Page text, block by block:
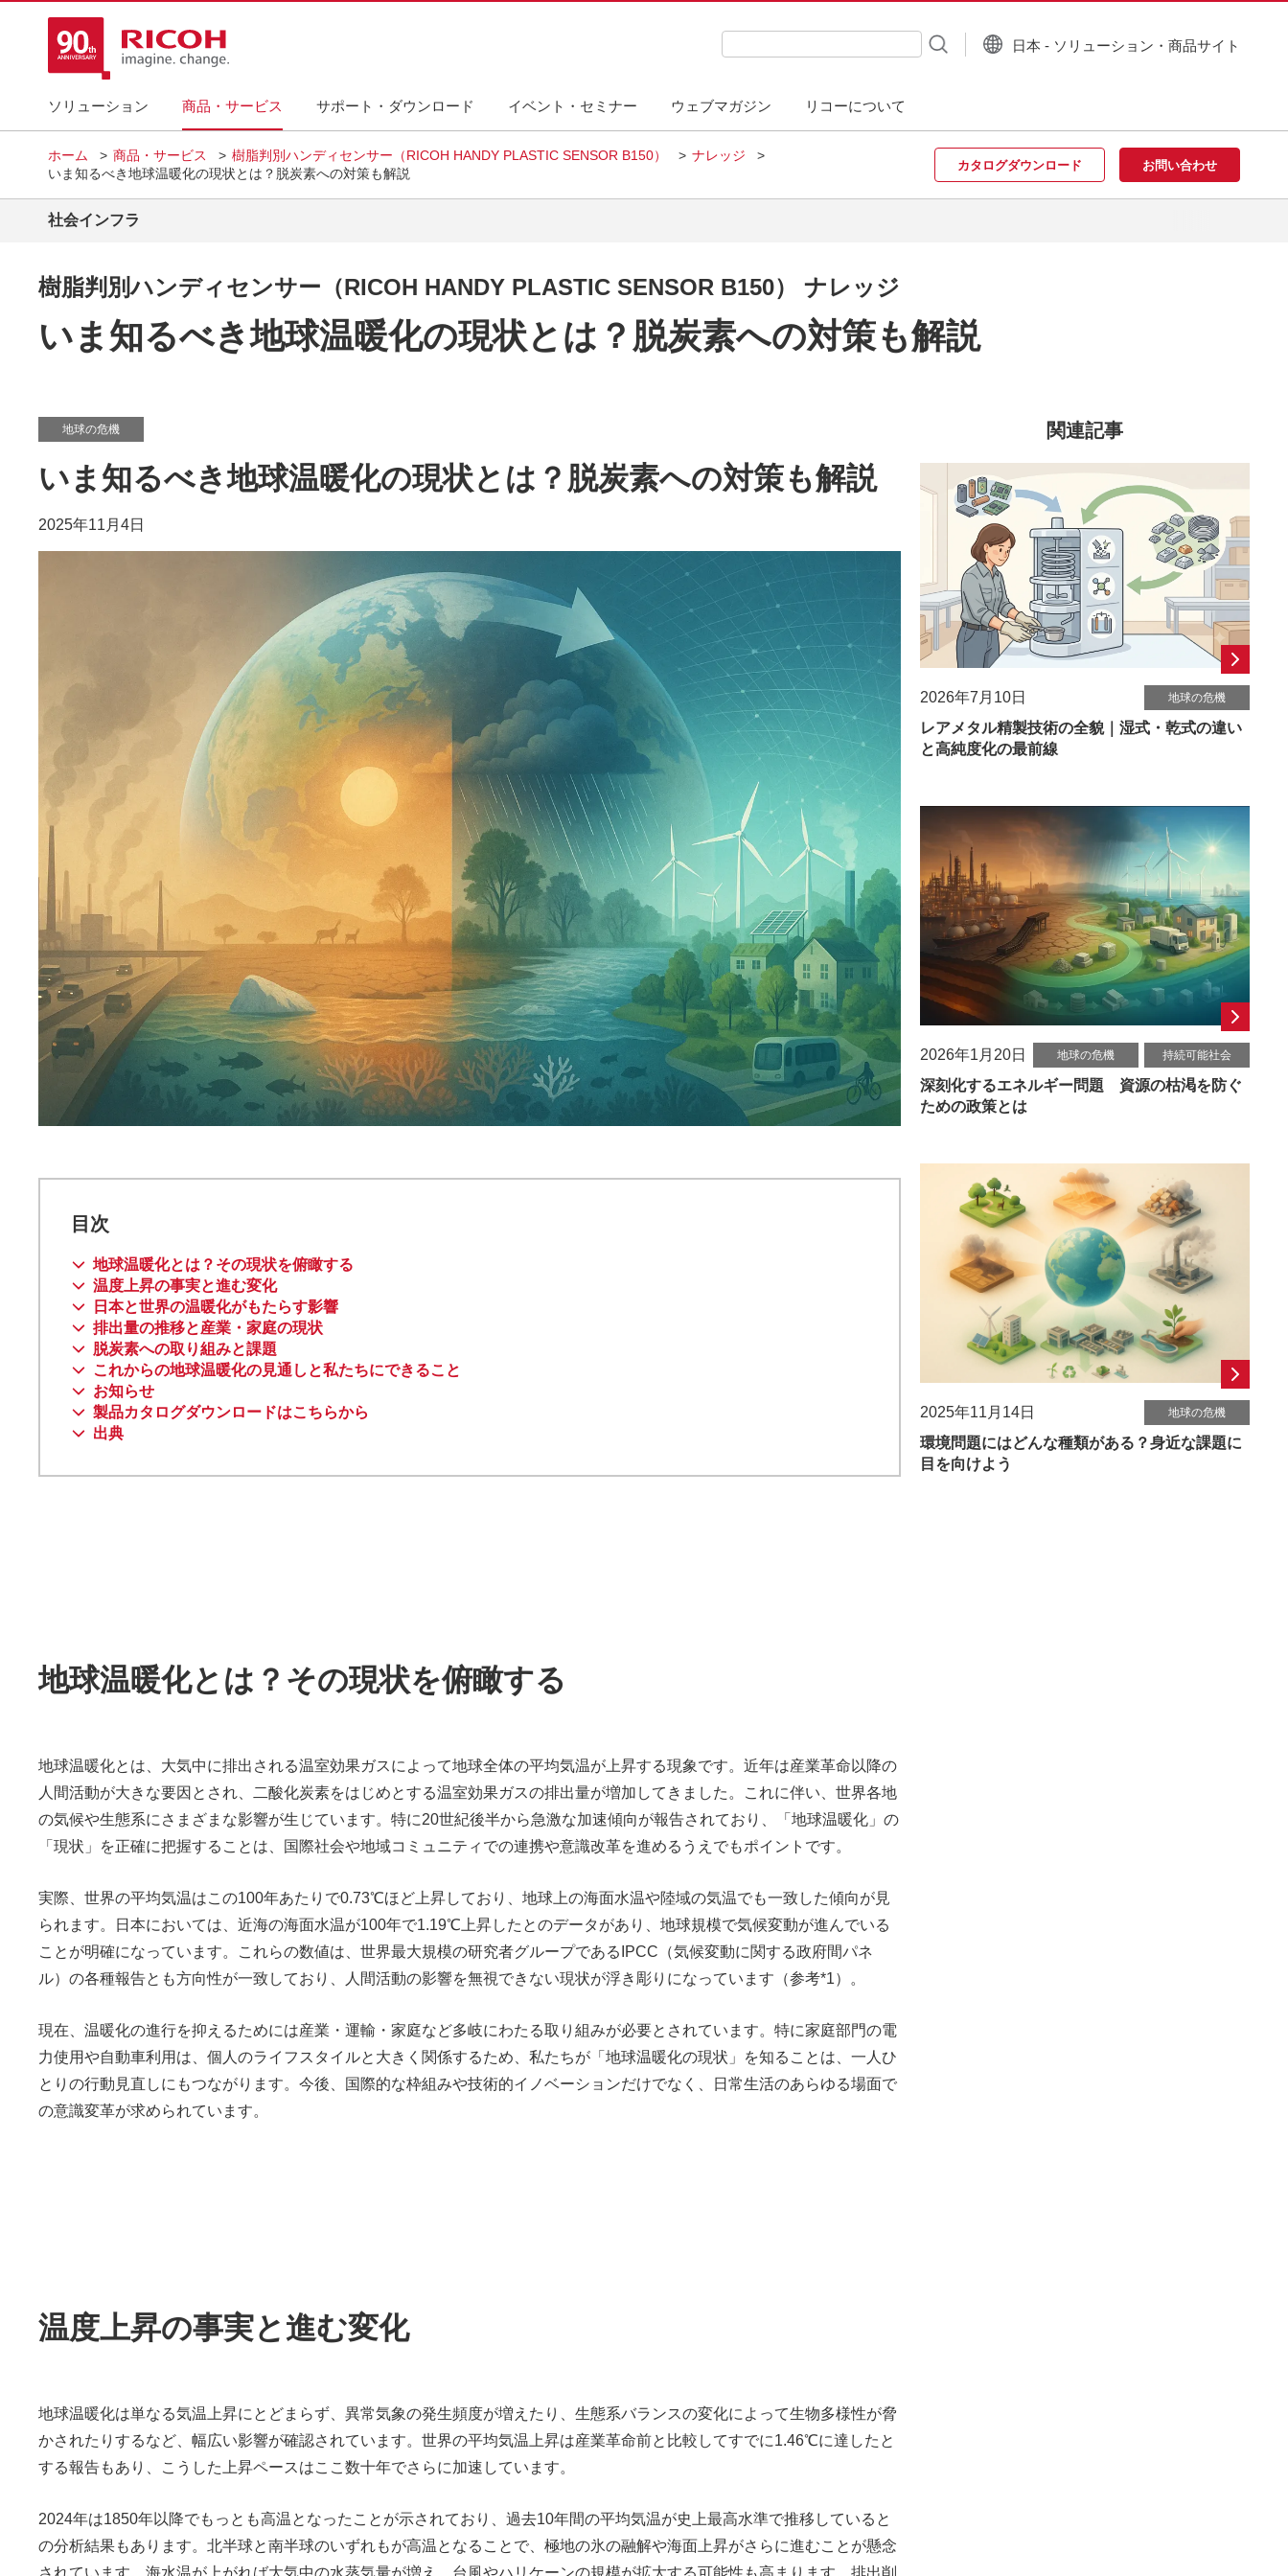
ソリューション 商品・サービス サポート・ダウンロード イベント・セミナー ウェブマガジン リコーについて
検索キーワード入力
日本 - ソリューション・商品サイト
ホーム 商品・サービス 樹脂判別ハンディセンサー（RICOH HANDY PLASTIC SENSOR B150）
ナレッジ
いま知るべき地球温暖化の現状とは？脱炭素への対策も解説
カタログダウンロード お問い合わせ
社会インフラ
樹脂判別ハンディセンサー（RICOH HANDY PLASTIC SENSOR B150） ナレッジ
いま知るべき地球温暖化の現状とは？脱炭素への対策も解説
地球の危機
いま知るべき地球温暖化の現状とは？脱炭素への対策も解説
2025年11月4日
目次
地球温暖化とは？その現状を俯瞰する
温度上昇の事実と進む変化
日本と世界の温暖化がもたらす影響
排出量の推移と産業・家庭の現状
脱炭素への取り組みと課題
これからの地球温暖化の見通しと私たちにできること
お知らせ
製品カタログダウンロードはこちらから
出典
地球温暖化とは？その現状を俯瞰する
地球温暖化とは、大気中に排出される温室効果ガスによって地球全体の平均気温が上昇する現象です。近年は産業革命以降の
人間活動が大きな要因とされ、二酸化炭素をはじめとする温室効果ガスの排出量が増加してきました。これに伴い、世界各地
の気候や生態系にさまざまな影響が生じています。特に20世紀後半から急激な加速傾向が報告されており、「地球温暖化」の
「現状」を正確に把握することは、国際社会や地域コミュニティでの連携や意識改革を進めるうえでもポイントです。
実際、世界の平均気温はこの100年あたりで0.73℃ほど上昇しており、地球上の海面水温や陸域の気温でも一致した傾向が見
られます。日本においては、近海の海面水温が100年で1.19℃上昇したとのデータがあり、地球規模で気候変動が進んでいる
ことが明確になっています。これらの数値は、世界最大規模の研究者グループであるIPCC（気候変動に関する政府間パネ
ル）の各種報告とも方向性が一致しており、人間活動の影響を無視できない現状が浮き彫りになっています（参考*1）。
現在、温暖化の進行を抑えるためには産業・運輸・家庭など多岐にわたる取り組みが必要とされています。特に家庭部門の電
力使用や自動車利用は、個人のライフスタイルと大きく関係するため、私たちが「地球温暖化の現状」を知ることは、一人ひ
とりの行動見直しにもつながります。今後、国際的な枠組みや技術的イノベーションだけでなく、日常生活のあらゆる場面で
の意識変革が求められています。
温度上昇の事実と進む変化
地球温暖化は単なる気温上昇にとどまらず、異常気象の発生頻度が増えたり、生態系バランスの変化によって生物多様性が脅
かされたりするなど、幅広い影響が確認されています。世界の平均気温上昇は産業革命前と比較してすでに1.46℃に達したと
する報告もあり、こうした上昇ペースはここ数十年でさらに加速しています。
2024年は1850年以降でもっとも高温となったことが示されており、過去10年間の平均気温が史上最高水準で推移していると
の分析結果もあります。北半球と南半球のいずれもが高温となることで、極地の氷の融解や海面上昇がさらに進むことが懸念
されています。海水温が上がれば大気中の水蒸気量が増え、台風やハリケーンの規模が拡大する可能性も高まります。排出削
関連記事
レアメタル精製技術の全貌｜湿式・乾式の違い
と高純度化の最前線
2026年7月10日 地球の危機
深刻化するエネルギー問題 資源の枯渇を防ぐ
ための政策とは
2026年1月20日 地球の危機 持続可能社会
環境問題にはどんな種類がある？身近な課題に
目を向けよう
2025年11月14日 地球の危機